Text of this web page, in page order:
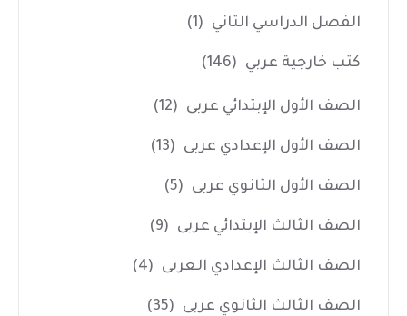
الفصل الدراسي الثاني (1)
كتب خارجية عربي (146)
الصف الأول الإبتدائي عربى (12)
الصف الأول الإعدادي عربى (13)
الصف الأول الثانوي عربى (5)
الصف الثالث الإبتدائي عربى (9)
الصف الثالث الإعدادي العربى (4)
الصف الثالث الثانوي عربى (35)